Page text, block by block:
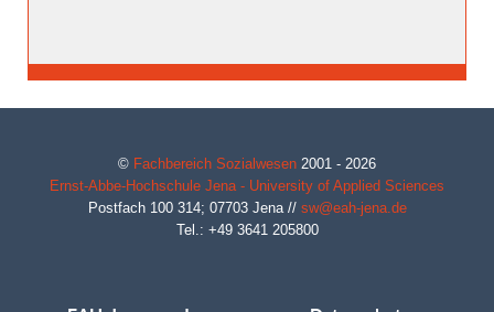
© Fachbereich Sozialwesen 2001 - 2026
Ernst-Abbe-Hochschule Jena - University of Applied Sciences
Postfach 100 314; 07703 Jena// sw@eah-jena.de
Tel.: +49 3641 205800